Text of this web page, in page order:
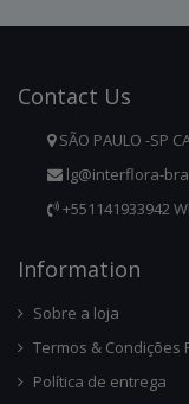
Contact Us
SÃO PAULO -SP
lg@interflora-
+551141933942
InforMation
Sobre a loja
Termos & Condições
Política de entrega